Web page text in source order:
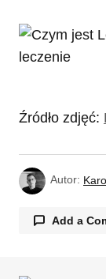
Źródło zdjęć:
Autor:
Add a